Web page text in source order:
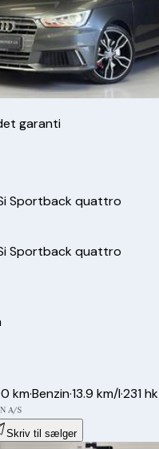
garanti
Sportback quattro
Sportback quattro
km·Benzin·13.9 km/l·231 hk
Skriv til sælger